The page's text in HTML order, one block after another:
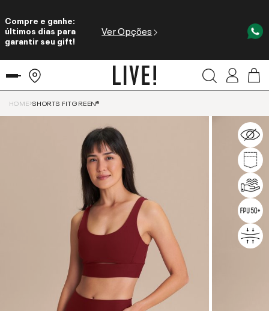
Compre e ganhe:
últimos dias para
garantir seu gift!
Ver Opções
HOME SHORTS FIT GREEN®